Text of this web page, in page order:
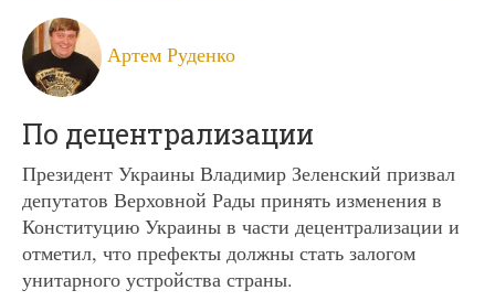
Артем Руденко
По децентрализации
Президент Украины Владимир Зеленский призвал
депутатов Верховной Рады принять изменения в
Конституцию Украины в части децентрализации и
отметил, что префекты должны стать залогом
унитарного устройства страны.